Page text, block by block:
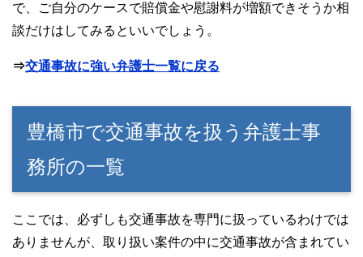
で、ご自分のケースで賠償金や慰謝料が増額できそうか相
談だけはしてみるといいでしょう。
⇒交通事故に強い弁護士一覧に戻る
豊橋市で交通事故を扱う弁護士事
務所の一覧
ここでは、必ずしも交通事故を専門に扱っているわけでは
ありませんが、取り扱い案件の中に交通事故が含まれてい